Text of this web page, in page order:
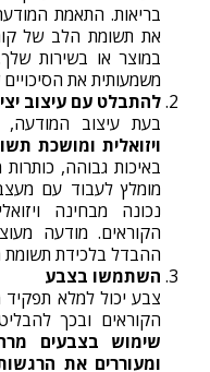
בריאות. התאמת
את תשומת הלב של
במוצר או בשירות
משמעותית את
להתבלט עם עיצוב
בעת עיצוב המודעה,
ויזואלית ומושכת
באיכות גבוהה,
מומלץ לעבוד עם
נכונה מבחינה
הקוראים. מודעה
ההבדל בלכידת
השתמשו בצבע
צבע יכול למלא
הקוראים ובכך
שימוש בצבעים
ומעוררים את